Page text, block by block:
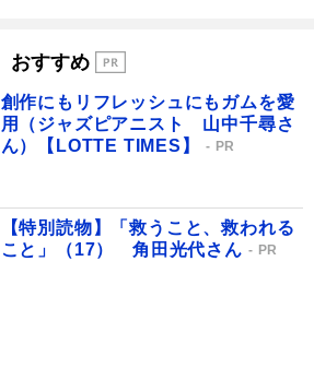
おすすめ
創作にもリフレッシュにもガムを愛
用（ジャズピアニスト 山中千尋さ
ん）【LOTTE TIMES】
PR
【特別読物】「救うこと、救われる
こと」（17） 角田光代さん
PR